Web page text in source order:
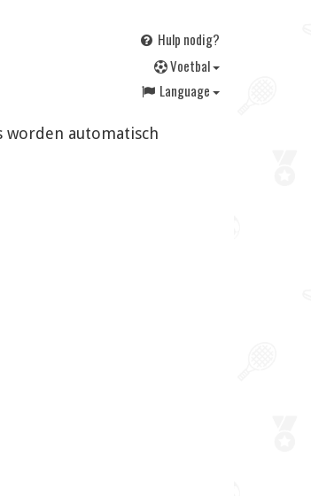
Hulp nodig?
Voetbal
Language
worden automatisch